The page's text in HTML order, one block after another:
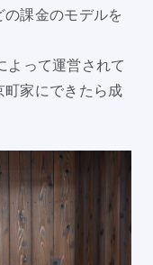
課金のモデルを
よって運営されて
家にできたら成